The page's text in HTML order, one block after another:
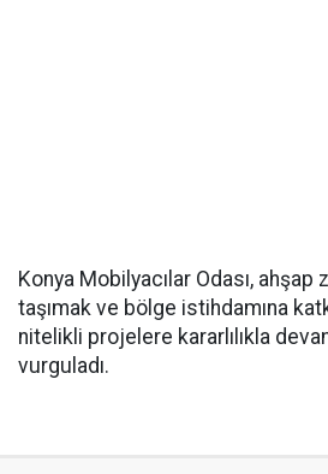
Konya Mobilyacılar Odası, ahşap
taşımak ve bölge istihdamına
nitelikli projelere kararlılıkla
vurguladı.